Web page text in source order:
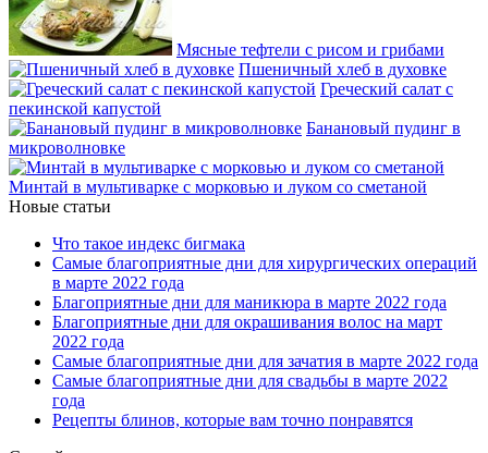
Мясные тефтели с рисом и грибами
Пшеничный хлеб в духовке
Греческий салат с
пекинской капустой
Банановый пудинг в
микроволновке
Минтай в мультиварке с морковью и луком со сметаной
Новые статьи
Что такое индекс бигмака
Самые благоприятные дни для хирургических операций
в марте 2022 года
Благоприятные дни для маникюра в марте 2022 года
Благоприятные дни для окрашивания волос на март
2022 года
Самые благоприятные дни для зачатия в марте 2022 года
Самые благоприятные дни для свадьбы в марте 2022
года
Рецепты блинов, которые вам точно понравятся